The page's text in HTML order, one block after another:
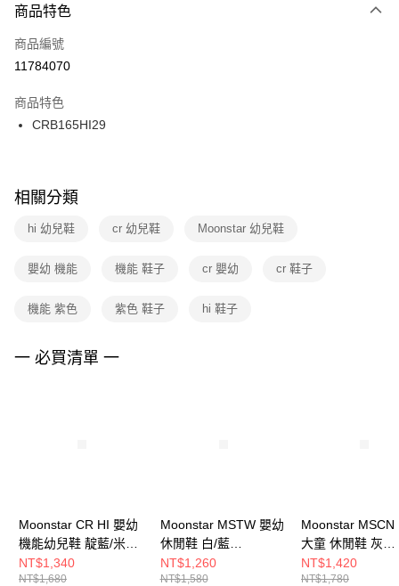
台灣樂天信用卡公司
【關於「AFTEE先享後付」】
便利好安心！
１．簡單：不需註冊會員、不需綁卡、不需儲值。
【「AFTEE先享後付」結帳流程】
３．收到繳費通知簡訊後14天內，點擊此簡訊中的連結，可透過四大超商／
ATM／網路銀行／等多元方式進行付款，方視為交易完成。
※ 請注意：結帳手續完成當下不需立刻繳費，但若您需要取消訂單，請聯絡
購買商品的店家。未經商家同意取消之訂單仍視為有效，需透過AFTEE先享
※ 交易是否成功請以「AFTEE先享後付 」之結帳頁面顯示為準，若有關於
https://netprotections.freshdesk.com/support/home
１．透過由恩沛科技股份有限公司提供之「AFTEE先享後付」服務完成之交
易，需依本服務之必要範圍內提供個人資料，並將交易相關給付款項請求債
５．嚴禁一人註冊多個帳號或使用他人資訊註冊。若發現惡意使用之情形，
恩沛科技股份有限公司將有權停止該用戶之使用額度並採取法律行動。
運送方式
7-11取貨(快速到店)
宅配
每筆NT$100，滿NT$1,500(含以上)免運費
商品特色
商品編號
11784070
商品特色
CRB165HI29
相關分類
hi 幼兒鞋 cr 幼兒鞋 Moonstar 幼兒鞋
嬰幼 機能 機能 鞋子 cr 嬰幼 cr 鞋子
機能 紫色 紫色 鞋子 hi 鞋子
一 必買清單 一
Moonstar CR HI 嬰幼
機能幼兒鞋 靛藍/米
CRB165HI25
NT$1,340
NT$1,680
Moonstar MSTW 嬰幼
休閒鞋 白/藍
MSTWB115
NT$1,260
NT$1,580
Moonstar MSCN
大童 休閒鞋 灰
MSCNC4137
NT$1,420
NT$1,780